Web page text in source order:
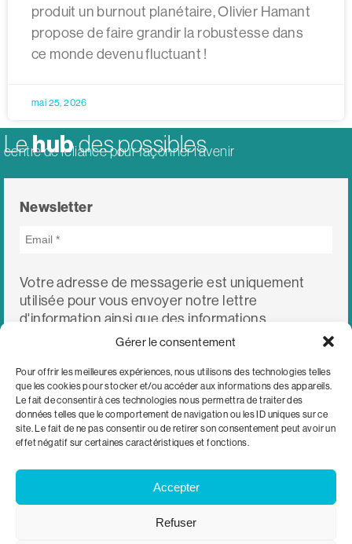
Gérer le consentement
Pour offrir les meilleures expériences, nous utilisons des technologies telles
que les cookies pour stocker et/ou accéder aux informations des appareils.
Le fait de consentir à ces technologies nous permettra de traiter des
données telles que le comportement de navigation ou les ID uniques sur ce
site. Le fait de ne pas consentir ou de retirer son consentement peut avoir un
effet négatif sur certaines caractéristiques et fonctions.
Accepter
Refuser
produit un burnout planétaire, Olivier Hamant
propose de faire grandir la robustesse dans
ce monde devenu fluctuant !
mai 25, 2026
Lehubdes possibles
centre de reliance pour façonner l’avenir
Newsletter
Votre adresse de messagerie est uniquement
utilisée pour vous envoyer notre lettre
d'information ainsi que des informations
concernant nos activités. Vous pouvez à tout
dans chacun de nos mails.
Avenue Charles Dickens 6